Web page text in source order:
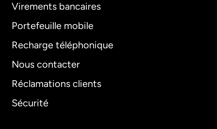
Virements bancaires
Portefeuille mobile
Recharge téléphonique
Nous contacter
Réclamations clients
Sécurité